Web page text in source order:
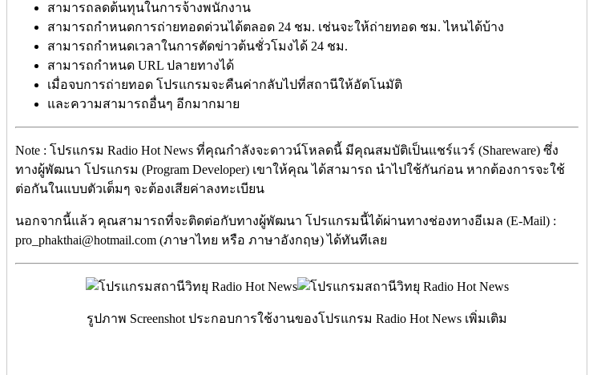
สามารถลดต้นทุนในการจ้างพนักงาน
สามารถกำหนดการถ่ายทอดด่วนได้ตลอด 24 ชม. เช่นจะให้ถ่ายทอด ชม. ไหนได้บ้าง
สามารถกำหนดเวลาในการตัดข่าวต้นชั่วโมงได้ 24 ชม.
สามารถกำหนด URL ปลายทางได้
เมื่อจบการถ่ายทอด โปรแกรมจะคืนค่ากลับไปที่สถานีให้อัตโนมัติ
และความสามารถอื่นๆ อีกมากมาย
Note : โปรแกรม Radio Hot News ที่คุณกำลังจะดาวน์โหลดนี้ มีคุณสมบัติเป็นแชร์แวร์ (Shareware) ซึ่ง
ทางผู้พัฒนา โปรแกรม (Program Developer) เขาให้คุณ ได้สามารถ นำไปใช้กันก่อน หากต้องการจะใช้
ต่อกันในแบบตัวเต็มๆ จะต้องเสียค่าลงทะเบียน
นอกจากนี้แล้ว คุณสามารถที่จะติดต่อกับทางผู้พัฒนา โปรแกรมนี้ได้ผ่านทางช่องทางอีเมล (E-Mail) :
pro_phakthai@hotmail.com (ภาษาไทย หรือ ภาษาอังกฤษ) ได้ทันทีเลย
รูปภาพ Screenshot ประกอบการใช้งานของโปรแกรม Radio Hot News เพิ่มเติม